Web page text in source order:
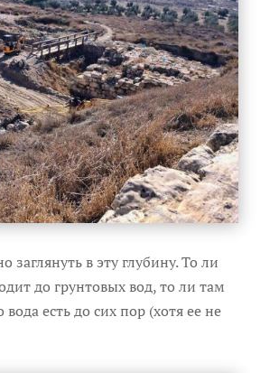
заглянуть в эту глубину. То ли
до грунтовых вод, то ли там
есть до сих пор (хотя ее не